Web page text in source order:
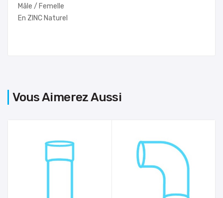
Mâle / Femelle
En ZINC Naturel
Vous Aimerez Aussi